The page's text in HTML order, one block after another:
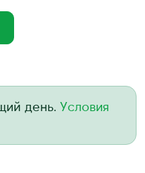
день. Условия